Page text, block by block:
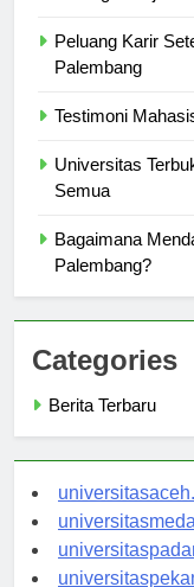
Peluang Karir
Universitas
Bagaimana
Categories